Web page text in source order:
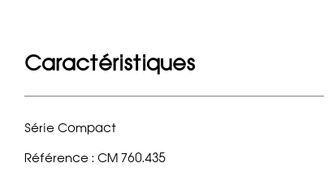
Caractéristiques
Série Compact
Référence : CM 760.435